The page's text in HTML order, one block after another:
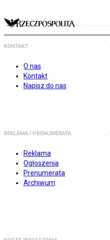
KONTAKT
O nas
Kontakt
Napisz do nas
REKLAMA I PRENUMERATA
Reklama
Ogłoszenia
Prenumerata
Archiwum